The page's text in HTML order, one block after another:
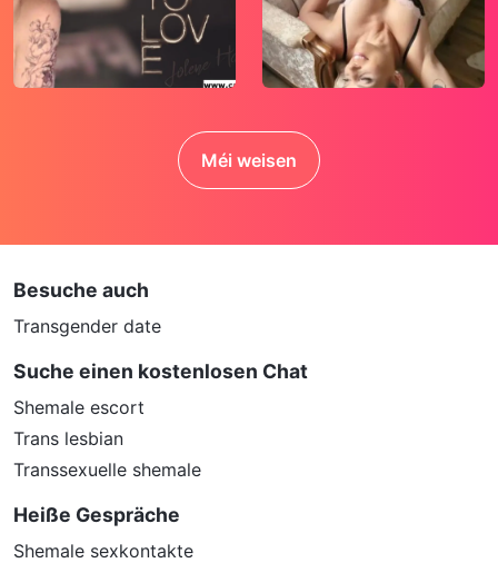
Méi weisen
Besuche auch
Transgender date
Suche einen kostenlosen Chat
Shemale escort
Trans lesbian
Transsexuelle shemale
Heiße Gespräche
Shemale sexkontakte